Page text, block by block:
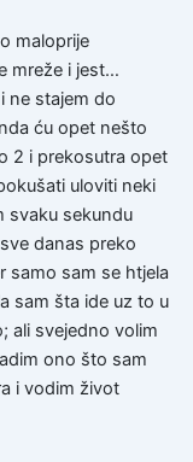
maloprije
mreže i jest…
ne stajem do
ću opet nešto
2 i prekosutra opet
uloviti neki
svaku sekundu
danas preko
samo sam se htjela
sam šta ide uz to u
ali svejedno volim
ono što sam
i vodim život